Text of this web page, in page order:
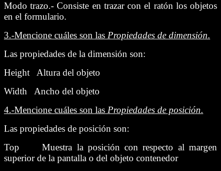
Modo trazo.- Consiste en trazar con el ratón los objetos
en el formulario.
3.-Mencione cuáles son las Propiedades de dimensión.
Las propiedades de la dimensión son:
Height Altura del objeto
Width Ancho del objeto
4.-Mencione cuáles son las Propiedades de posición.
Las propiedades de posición son:
Top Muestra la posición con respecto al margen
superior de la pantalla o del objeto contenedor